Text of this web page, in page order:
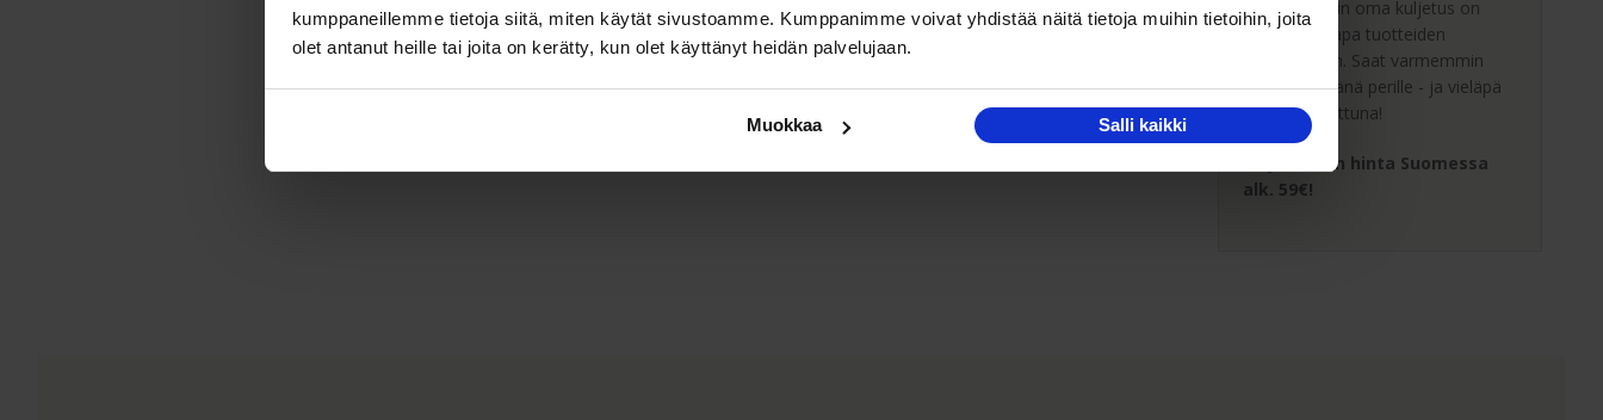
kumppaneillemme tietoja siitä, miten käytät sivustoamme. Kumppanimme voivat yhdistää näitä tietoja muihin tietoihin, joita
olet antanut heille tai joita on kerätty, kun olet käyttänyt heidän palvelujaan.
Muokkaa Salli kaikki
Kaluste-Matin oma kuljetus on
turvallinen tapa tuotteiden
toimitukseen. Saat varmemmin
tuotteet ehjänä perille - ja vieläpä
sisäänkannettuna!
Kuljetuksen hinta Suomessa
alk. 59€!